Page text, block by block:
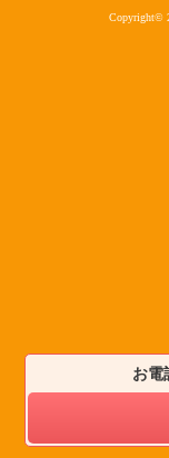
Copyright©
お電